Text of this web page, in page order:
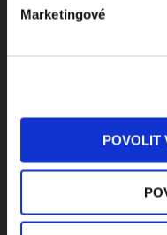
Marketingové
POVOLIT
Kontaktuje